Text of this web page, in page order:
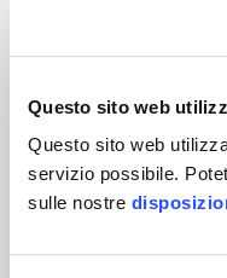
Questo sito web
Questo sito web
servizio possibile.
sulle nostre
Il responsabile del